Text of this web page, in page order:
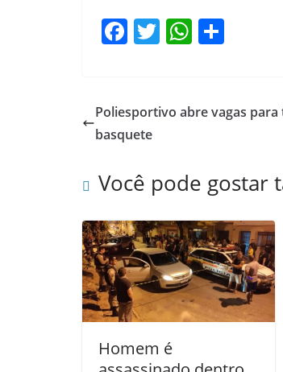
F
e
b
o
k
T
er
W
s
p
e
Poliesportivo abre vagas para
basquete
Você pode gostar
Homem é